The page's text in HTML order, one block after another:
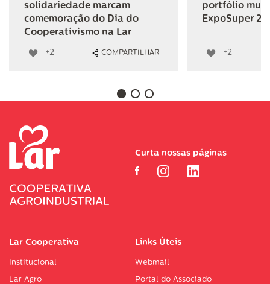
solidariedade marcam
comemoração do Dia do
Cooperativismo na Lar
+2 COMPARTILHAR
portfólio
ExpoSuper
+2
Lar Cooperativa
Institucional
Lar Agro
Links Úteis
Webmail
Portal do Associado
Curta nossas páginas